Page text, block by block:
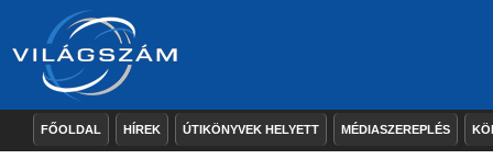
FŐOLDAL HÍREK ÚTIKÖNYVEK HELYETT MÉDIASZEREPLÉS